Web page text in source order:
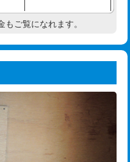
使
+8,800円
11,000円~
現地調査
33,000円
8,800円
もご覧になれます。